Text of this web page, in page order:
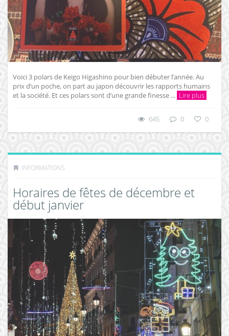
Voici 3 polars de Keigo Higashino pour bien débuter l’année. Au
prix d’un poche, on part au japon découvrir les rapports humains
et la société. Et ces polars sont d’une grande finesse ... Lire plus
645 0 0
INFORMATIONS
Horaires de fêtes de décembre et
début janvier